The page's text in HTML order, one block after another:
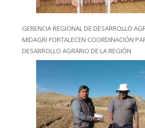
GERENCIA REGIONAL DE DESARROLLO
MIDAGRI FORTALECEN COORDINACIÓN
DESARROLLO AGRARIO DE LA REGIÓN